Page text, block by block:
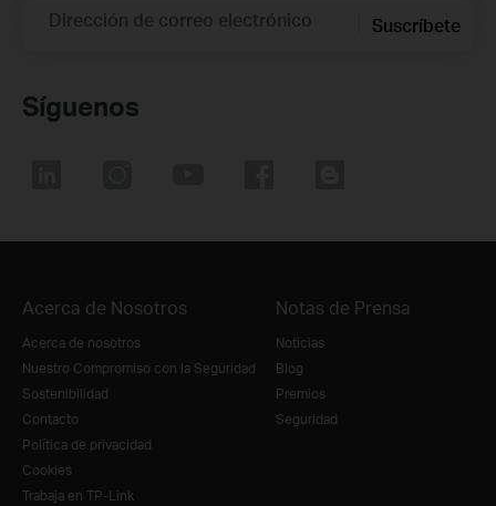
Dirección de correo electrónico Suscríbete
Síguenos
Acerca de Nosotros
Acerca de nosotros
Nuestro Compromiso con la Seguridad
Sostenibilidad
Contacto
Política de privacidad
Cookies
Trabaja en TP-Link
Notas de Prensa
Noticias
Blog
Premios
Seguridad